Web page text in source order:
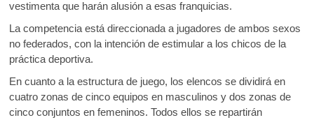
vestimenta que harán alusión a esas franquicias.
La competencia está direccionada a jugadores de ambos sexos
no federados, con la intención de estimular a los chicos de la
práctica deportiva.
En cuanto a la estructura de juego, los elencos se dividirá en
cuatro zonas de cinco equipos en masculinos y dos zonas de
cinco conjuntos en femeninos. Todos ellos se repartirán